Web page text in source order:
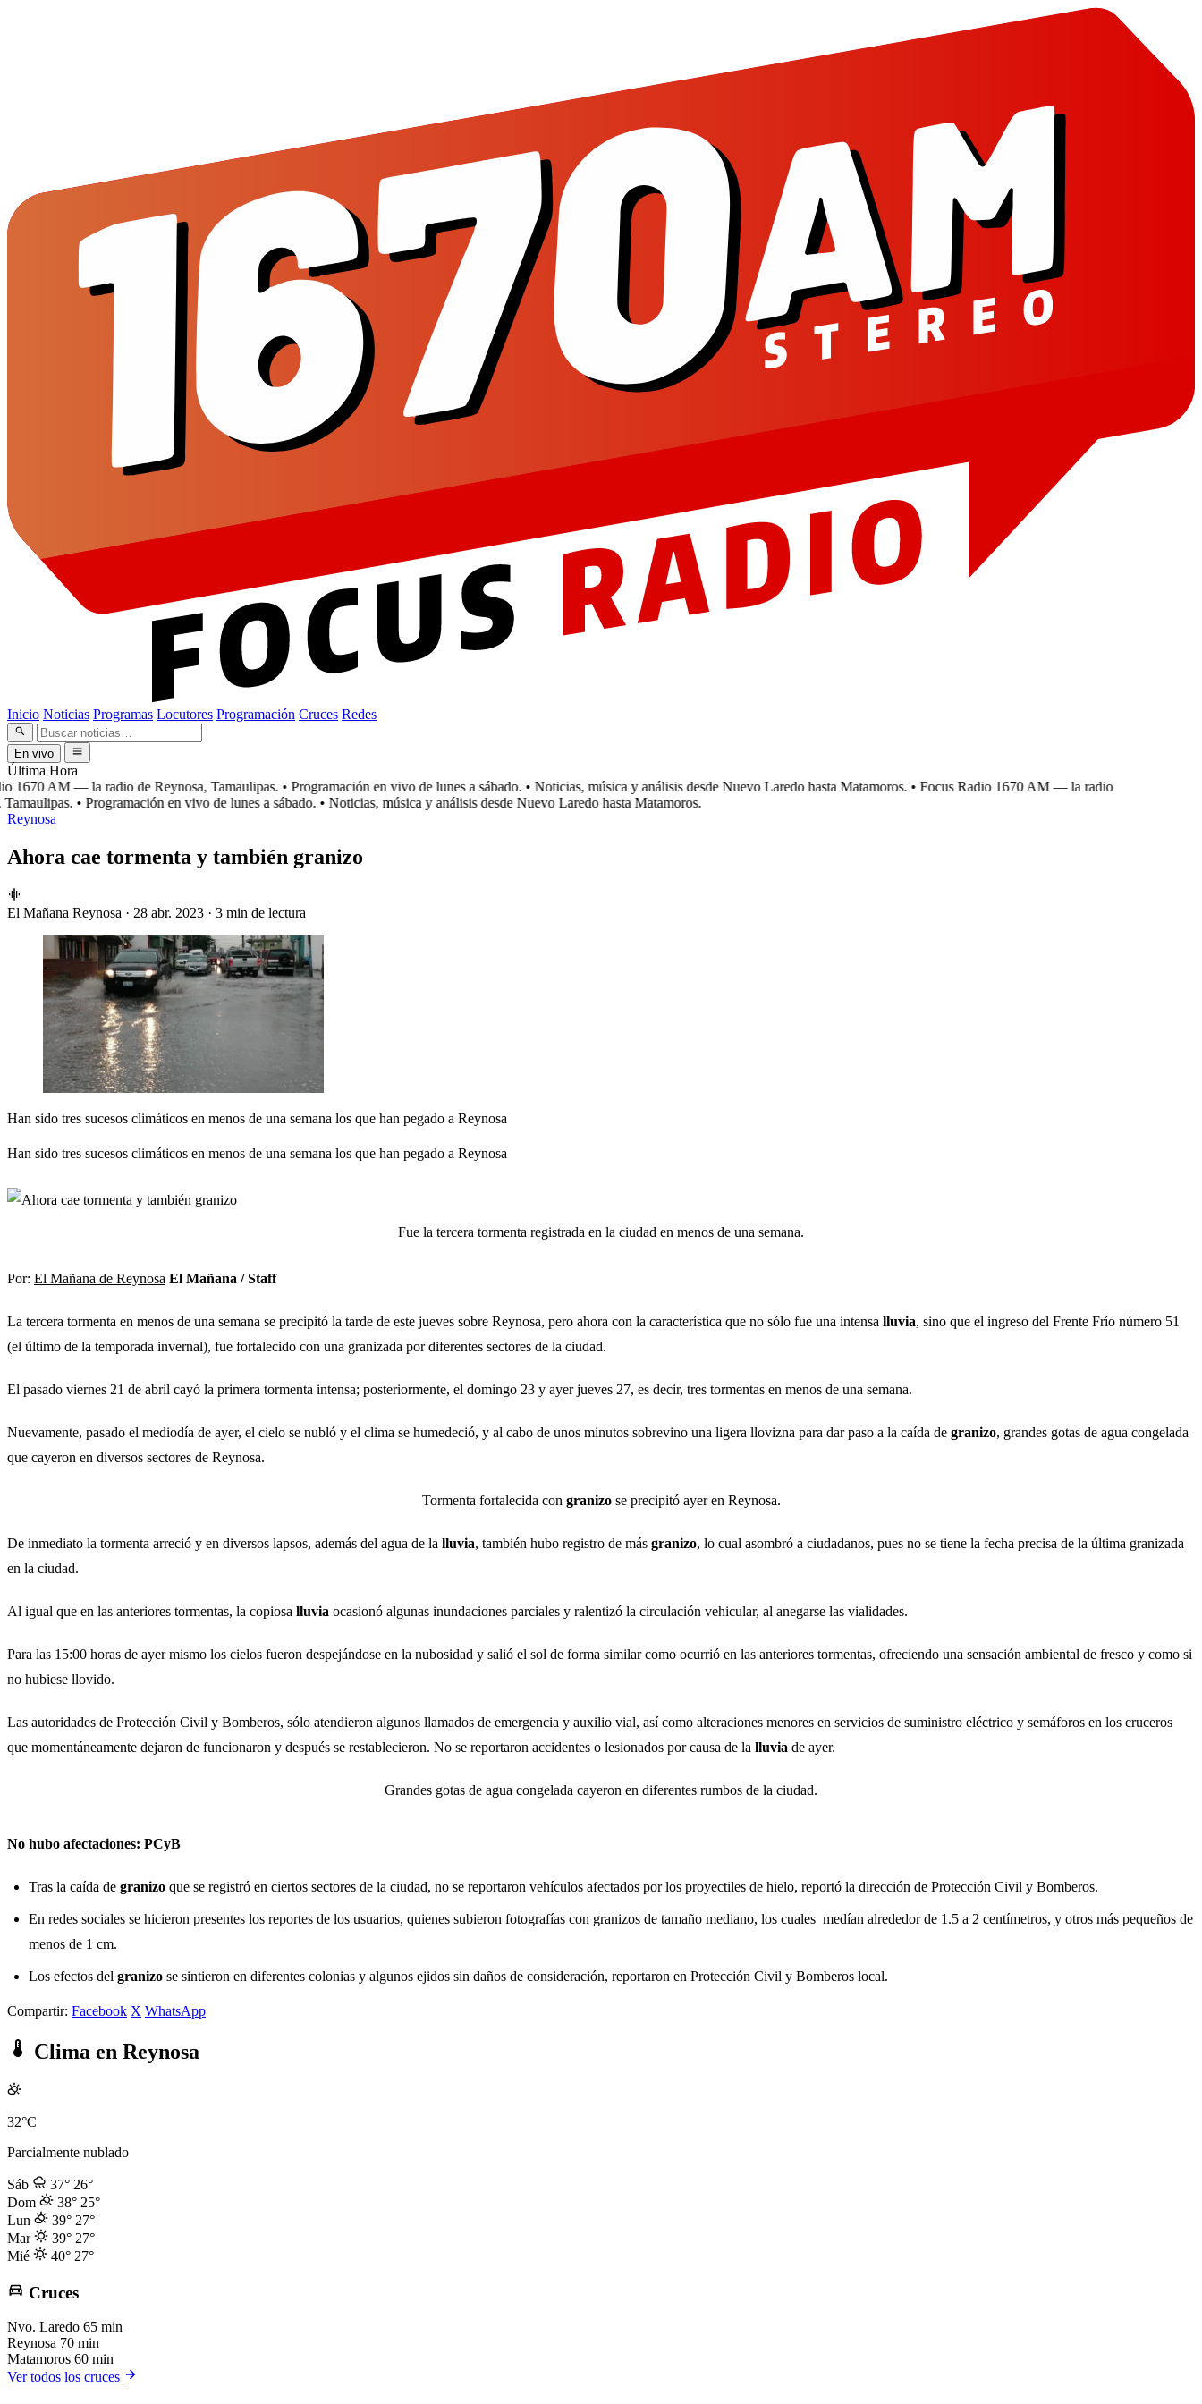
Inicio Noticias Programas Locutores Programación Cruces Redes
En vivo
Última Hora
1670 AM — la radio de Reynosa, Tamaulipas. • Programación en vivo de lunes a sábado. • Noticias, música y análisis desde Nuevo Laredo hasta Matamoros. • Focus Radio 1670 AM — la radio
• Programación en vivo de lunes a sábado. • Noticias, música y análisis desde Nuevo Laredo hasta Matamoros.
Reynosa
Ahora cae tormenta y también granizo
El Mañana Reynosa · 28 abr. 2023 · 3 min de lectura
Han sido tres sucesos climáticos en menos de una semana los que han pegado a Reynosa
Han sido tres sucesos climáticos en menos de una semana los que han pegado a Reynosa
Fue la tercera tormenta registrada en la ciudad en menos de una semana.
Por: El Mañana de Reynosa El Mañana / Staff
La tercera tormenta en menos de una semana se precipitó la tarde de este jueves sobre Reynosa, pero ahora con la característica que no sólo fue una intensa lluvia, sino que el ingreso del Frente Frío número 51
(el último de la temporada invernal), fue fortalecido con una granizada por diferentes sectores de la ciudad.
El pasado viernes 21 de abril cayó la primera tormenta intensa; posteriormente, el domingo 23 y ayer jueves 27, es decir, tres tormentas en menos de una semana.
Nuevamente, pasado el mediodía de ayer, el cielo se nubló y el clima se humedeció, y al cabo de unos minutos sobrevino una ligera llovizna para dar paso a la caída de granizo, grandes gotas de agua congelada
que cayeron en diversos sectores de Reynosa.
Tormenta fortalecida con granizose precipitó ayer en Reynosa.
De inmediato la tormenta arreció y en diversos lapsos, además del agua de la lluvia, también hubo registro de más granizo, lo cual asombró a ciudadanos, pues no se tiene la fecha precisa de la última granizada
en la ciudad.
Al igual que en las anteriores tormentas, la copiosa lluvia ocasionó algunas inundaciones parciales y ralentizó la circulación vehicular, al anegarse las vialidades.
Para las 15:00 horas de ayer mismo los cielos fueron despejándose en la nubosidad y salió el sol de forma similar como ocurrió en las anteriores tormentas, ofreciendo una sensación ambiental de fresco y como si
no hubiese llovido.
Las autoridades de Protección Civil y Bomberos, sólo atendieron algunos llamados de emergencia y auxilio vial, así como alteraciones menores en servicios de suministro eléctrico y semáforos en los cruceros
que momentáneamente dejaron de funcionaron y después se restablecieron. No se reportaron accidentes o lesionados por causa de la lluvia de ayer.
Grandes gotas de agua congelada cayeron en diferentes rumbos de la ciudad.
No hubo afectaciones: PCyB
Tras la caída de granizo que se registró en ciertos sectores de la ciudad, no se reportaron vehículos afectados por los proyectiles de hielo, reportó la dirección de Protección Civil y Bomberos.
En redes sociales se hicieron presentes los reportes de los usuarios, quienes subieron fotografías con granizos de tamaño mediano, los cuales medían alrededor de 1.5 a 2 centímetros, y otros más pequeños de
menos de 1 cm.
Los efectos del granizo se sintieron en diferentes colonias y algunos ejidos sin daños de consideración, reportaron en Protección Civil y Bomberos local.
Compartir: Facebook X WhatsApp
Clima en Reynosa
32°C
Parcialmente nublado
Sáb 37° 26°
Dom
38° 25°
Lun
39° 27°
Mar
39° 27°
Mié
40° 27°
Cruces
Nvo. Laredo 65 min
Reynosa 70 min
Matamoros 60 min
Ver todos los cruces